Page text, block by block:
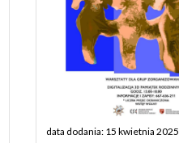
data dodania: 15 kwietnia 2025